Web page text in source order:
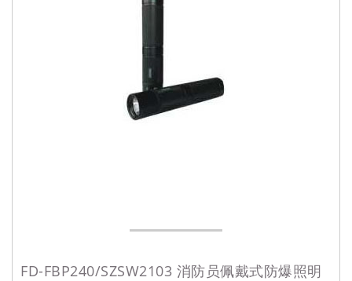
FD-FBP240/SZSW2103 消防员佩戴式防爆照明